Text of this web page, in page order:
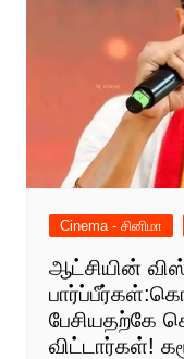
Cinema - சினிமா
ஆட்சியின்
பேசியதற்கே
விட்டார்கள்!